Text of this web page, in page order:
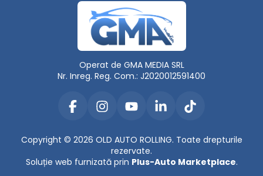
Operat de GMA MEDIA SRL
Nr. Inreg. Reg. Com.: J2020012591400
Copyright © 2026 OLD AUTO ROLLING. Toate drepturile
rezervate.
Soluție web furnizată prin Plus-Auto Marketplace.